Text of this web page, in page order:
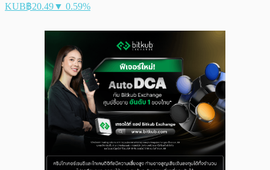
KUB฿20.49▼ 0.59%